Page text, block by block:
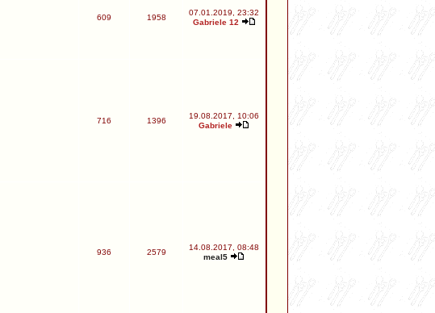
609 1958
07.01.2019, 23:32
Gabriele 12
716 1396
19.08.2017, 10:06
Gabriele
936 2579
14.08.2017, 08:48
meal5